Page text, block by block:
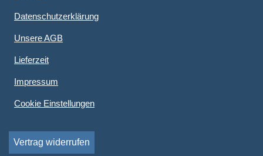
Datenschutzerklärung
Unsere AGB
Lieferzeit
Impressum
Cookie Einstellungen
Vertrag widerrufen